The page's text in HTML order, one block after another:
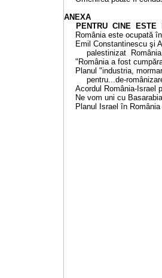
ANEXA
PENTRU CINE ESTE
România este ocupată
Emil Constantinescu şi
palestinizat
"România a fost
Planul "industria,
pentru...de-
Acordul România-Israel
Ne vom uni cu
Planul Israel în